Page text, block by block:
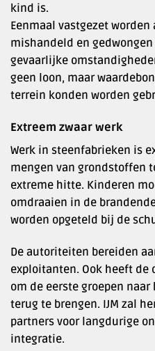
kind is.
Eenmaal vastgezet
mishandeld en
gevaarlijke
geen loon, maar
terrein konden worden
Extreem zwaar werk
Werk in steenfabrieken is
mengen van grondstoffen
extreme hitte. Kinderen
omdraaien in de
worden opgeteld bij de
De autoriteiten bereiden
exploitanten. Ook heeft de
om de eerste groepen
terug te brengen. IJM zal
partners voor langdurige
integratie.